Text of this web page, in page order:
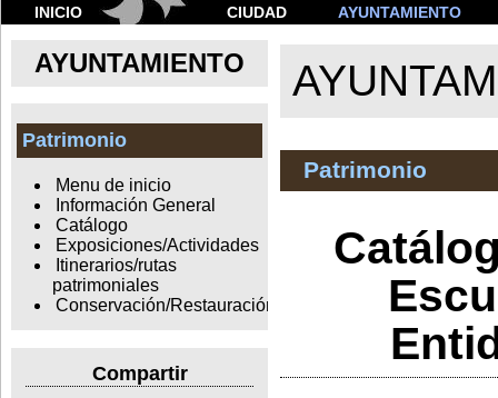
INICIO CIUDAD AYUNTAMIENTO
AYUNTAMIENTO
Patrimonio
Menu de inicio
Información General
Catálogo
Exposiciones/Actividades
Itinerarios/rutas
patrimoniales
Conservación/Restauración
Compartir
Patrimonio